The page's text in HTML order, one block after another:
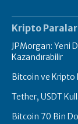
Kripto Paralar
JPMorgan: Yeni
Kazandırabilir
Bitcoin ve Kripto
Tether, USDT
Bitcoin 70 Bin